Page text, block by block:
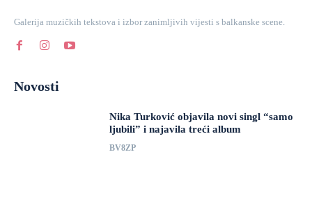
Galerija muzičkih tekstova i izbor zanimljivih vijesti s balkanske scene.
Novosti
Nika Turković objavila novi singl “samo
ljubili” i najavila treći album
BV8ZP